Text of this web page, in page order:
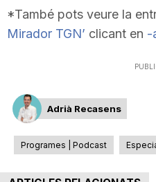
*També pots veure la
Mirador TGN’ clicant en -
Adrià Recasens
Programes | Podcast